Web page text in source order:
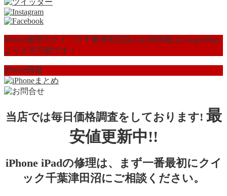
iPhone修理のクイック千葉津田沼店のお得情報はGoogleMap
より入手可能です！
iPhone情報
当店では毎日価格調査をしております! 最
安値更新中!!
iPhone iPadの修理は、まず一番最初にクイ
ック千葉津田沼にご相談ください。